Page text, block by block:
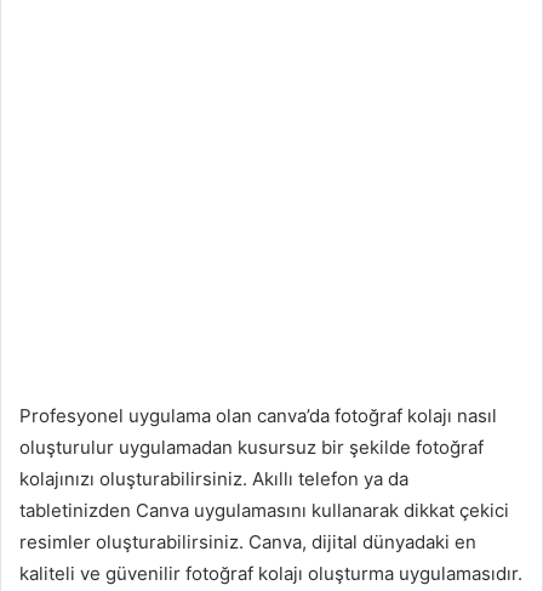
Profesyonel uygulama olan canva’da fotoğraf kolajı nasıl
oluşturulur uygulamadan kusursuz bir şekilde fotoğraf
kolajınızı oluşturabilirsiniz. Akıllı telefon ya da
tabletinizden Canva uygulamasını kullanarak dikkat çekici
resimler oluşturabilirsiniz. Canva, dijital dünyadaki en
kaliteli ve güvenilir fotoğraf kolajı oluşturma uygulamasıdır.